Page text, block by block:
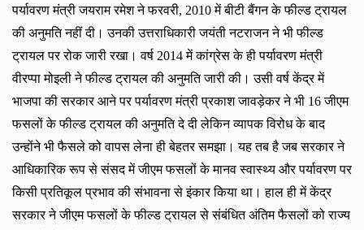
पर्यावरण मंत्री जयराम रमेश ने फरवरी, 2010 में बीटी बैंगन के फील्ड ट्रायल
की अनुमति नहीं दी। उनकी उत्तराधिकारी जयंती नटराजन ने भी फील्ड
ट्रायल पर रोक जारी रखा। वर्ष 2014 में कांग्रेस के ही पर्यावरण मंत्री
वीरप्पा मोइली ने फील्ड ट्रायल की अनुमति जारी की। उसी वर्ष केंद्र में
भाजपा की सरकार आने पर पर्यावरण मंत्री प्रकाश जावड़ेकर ने भी 16 जीएम
फसलों के फील्ड ट्रायल की अनुमति दे दी लेकिन व्यापक विरोध के बाद
उन्होंने भी फैसले को वापस लेना ही बेहतर समझा। यह तब है जब सरकार ने
आधिकारिक रूप से संसद में जीएम फसलों के मानव स्वास्थ्य और पर्यावरण पर
किसी प्रतिकूल प्रभाव की संभावना से इंकार किया था। हाल ही में केंद्र
सरकार ने जीएम फसलों के फील्ड ट्रायल से संबंधित अंतिम फैसलों को राज्य